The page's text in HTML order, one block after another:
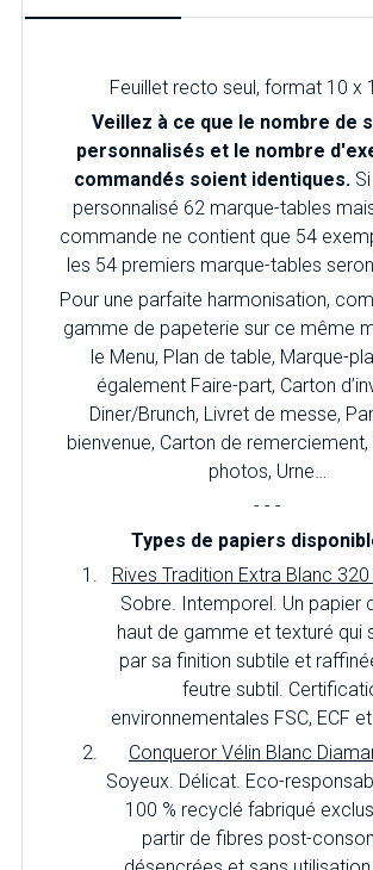
Feuillet recto seul, format 10 x
Veillez à ce que le nombre de
personnalisés et le nombre
commandés soient identiques.
personnalisé 62 marque-tables
commande ne contient que 54
les 54 premiers marque-tables
Pour une parfaite harmonisation,
gamme de papeterie sur ce même
le Menu, Plan de table, Marque-
également Faire-part, Carton
Diner/Brunch, Livret de messe,
bienvenue, Carton de remerciement,
photos, Urne…
- - -
Types de papiers
Rives Tradition Extra Blanc 320
Sobre. Intemporel. Un papier
haut de gamme et texturé qui
par sa finition subtile et
feutre subtil.
environnementales FSC, ECF
Conqueror Vélin Blanc
Soyeux. Délicat. Eco-
100 % recyclé fabriqué
partir de fibres post-